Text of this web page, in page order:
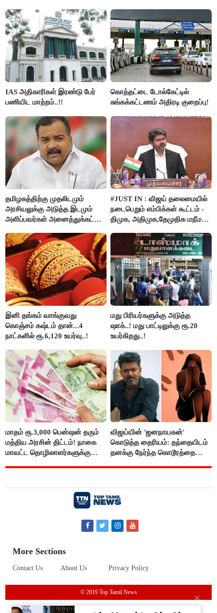
IAS அதிகாரிகள் இரண்டு பேர்
பணியிட மாற்றம்..!!
கொத்தட்டை டோல்கேட்டில்
சுங்கக்கட்டணம் அதிரடி குறைப்பு!
தமிழகத்திற்கு முதலிடமும்
அரசியலுக்கு அடுத்த இடமும்
அளிப்பவர்கள் அனைத்துக்கட்சி
பங்கேற்பார்கள் - மாணிக்கம்
தாகூர்..!!
#JUST IN : விஜய் தலைமையில்
நடைபெறும் எம்பிக்கள் கூட்டம் -
திமுக, அதிமுக,தேமுதிக மநீம
இனி தங்கம் வாங்குவது
கொஞ்சம் கஷ்டம் தான்...4
நாட்களில் ரூ.6,120 உயர்வு..!
மது பிரியர்களுக்கு அடுத்த
ஷாக்..! மது பாட்டிலுக்கு ரூ.20
உயர்கிறது..!
மாதம் ரூ.3,000 பென்ஷன் தரும்
மத்திய அரசின் திட்டம்! நாகை
மாவட்ட தொழிலாளர்களுக்கு
விஜய்யின் 'ஜனநாயகன்'
கொடுத்த தைரியம்: தந்தையிடம்
தனக்கு நேர்ந்த கொடூரத்தை
More Sections
Contact Us About Us Privacy Policy
© 2019 Top Tamil News